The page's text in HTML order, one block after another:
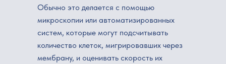
Обычно это делается с помощью
микроскопии или автоматизированных
систем, которые могут подсчитывать
количество клеток, мигрировавших через
мембрану, и оценивать скорость их